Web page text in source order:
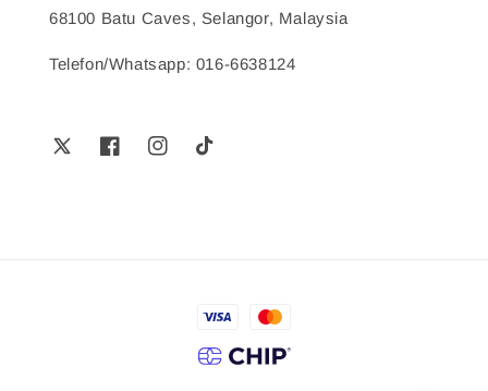
68100 Batu Caves, Selangor, Malaysia
Telefon/Whatsapp: 016-6638124